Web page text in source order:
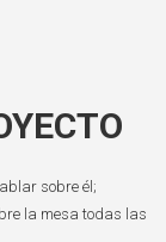
sobre él;
la mesa todas las